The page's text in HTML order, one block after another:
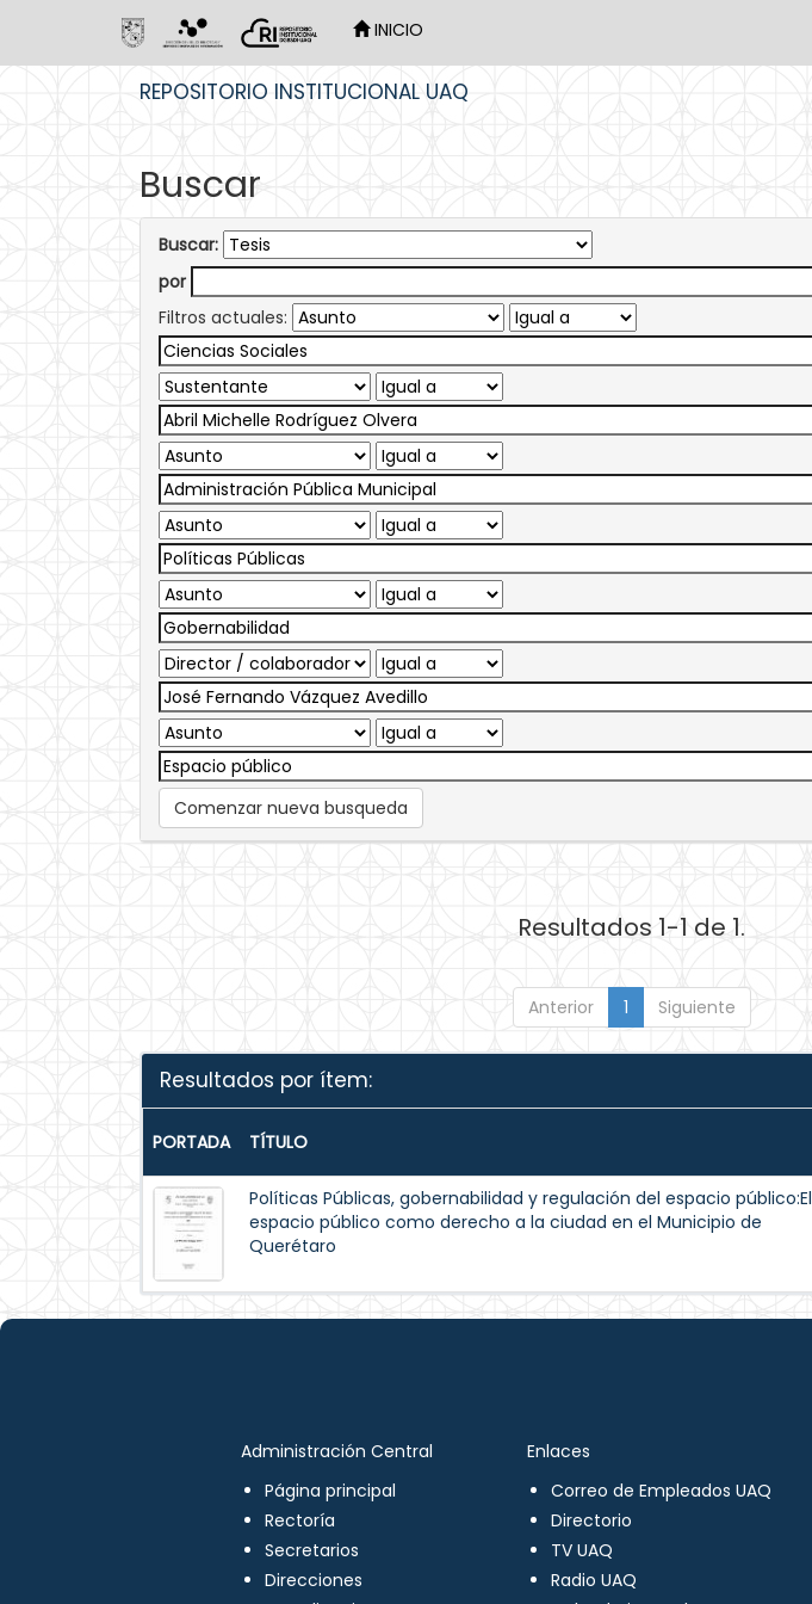
INICIO
REPOSITORIO INSTITUCIONAL UAQ
Buscar
Buscar:
por
Filtros actuales:
Comenzar nueva busqueda
Resultados 1-1 de 1.
Anterior 1 Siguiente
Resultados por ítem:
PORTADA TÍTULO
Políticas Públicas, gobernabilidad y regulación del espacio público:El
espacio público como derecho a la ciudad en el Municipio de
Querétaro
Administración Central
Página principal
Rectoría
Secretarios
Direcciones
Enlaces
Correo de Empleados UAQ
Directorio
TV UAQ
Radio UAQ